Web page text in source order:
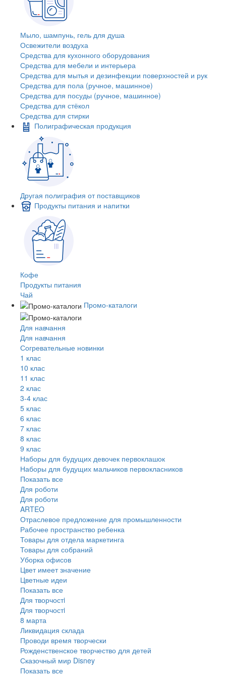
Мыло, шампунь, гель для душа
Освежители воздуха
Средства для кухонного оборудования
Средства для мебели и интерьера
Средства для мытья и дезинфекции поверхностей и рук
Средства для пола (ручное, машинное)
Средства для посуды (ручное, машинное)
Средства для стёкол
Средства для стирки
Полиграфическая продукция
Другая полиграфия от поставщиков
Продукты питания и напитки
Кофе
Продукты питания
Чай
Промо-каталоги
Для навчання
Для навчання
Согревательные новинки
1 клас
10 клас
11 клас
2 клас
3-4 клас
5 клас
6 клас
7 клас
8 клас
9 клас
Наборы для будущих девочек первоклашок
Наборы для будущих мальчиков первокласников
Показать все
Для роботи
Для роботи
ARTEO
Отраслевое предложение для промышленности
Рабочее пространство ребенка
Товары для отдела маркетинга
Товары для собраний
Уборка офисов
Цвет имеет значение
Цветные идеи
Показать все
Для творчостi
Для творчостi
8 марта
Ликвидация склада
Проводи время творчески
Рожденственское творчество для детей
Сказочный мир Disney
Показать все